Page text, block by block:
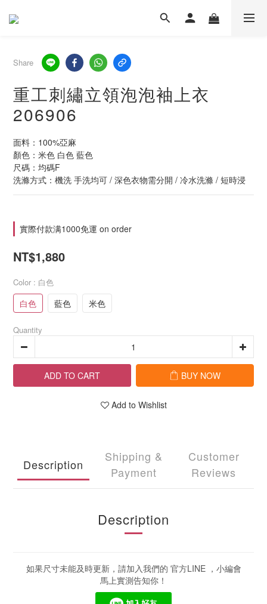
Share
重工刺繡立領泡泡袖上衣
206906
面料：100%亞麻
顏色：米色 白色 藍色
尺碼：均碼F
洗滌方式：機洗 手洗均可 / 深色衣物需分開 / 冷水洗滌 / 短時浸
實際付款满1000免運 on order
NT$1,880
Color : 白色
白色 藍色 米色
Quantity
ADD TO CART BUY NOW
Add to Wishlist
Description
Shipping &
Payment
Customer
Reviews
Description
如果尺寸未能及時更新，請加入我們的 官方LINE ，小編會
馬上實測告知你！